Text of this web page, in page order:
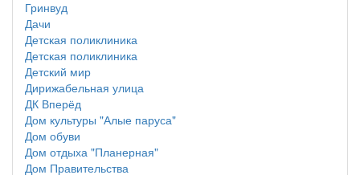
Гринвуд
Дачи
Детская поликлиника
Детская поликлиника
Детский мир
Дирижабельная улица
ДК Вперёд
Дом культуры "Алые паруса"
Дом обуви
Дом отдыха "Планерная"
Дом Правительства